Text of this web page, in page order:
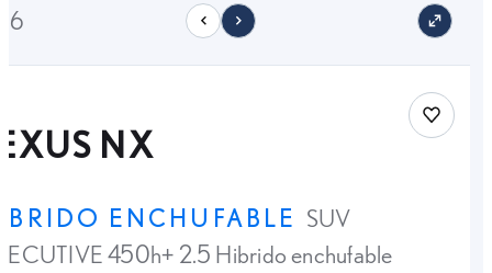
NX
ENCHUFABLE SUV
450h+ 2.5 Hibrido enchufable
Save car